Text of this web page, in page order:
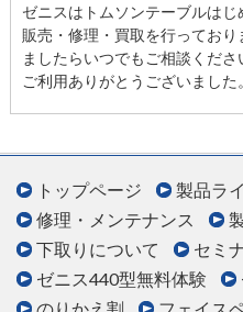
ゼニスはトムソンテーブルは
販売・修理・買取を行ってお
ましたらいつでもご相談くださ
ご利用ありがとうございました。
トップページ
製品ラ
修理・メンテナンス
下取りについて
セミ
ゼニス440型無料体験